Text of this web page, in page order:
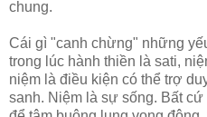
chung.
Cái gì "canh chừng" những
trong lúc hành thiền là sati,
niệm là điều kiện có thể trợ
sanh. Niệm là sự sống. Bất